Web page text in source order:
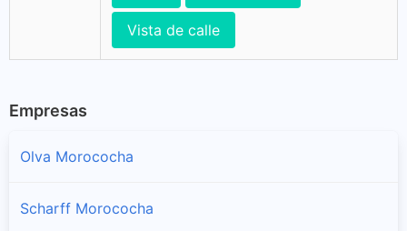
Vista de calle
Empresas
Olva Morococha
Scharff Morococha